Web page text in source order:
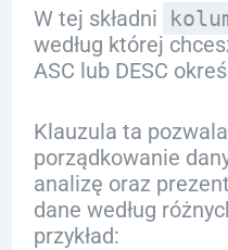
W tej składni
według której
ASC lub DESC
Klauzula ta
porządkowanie
analizę oraz
dane według
przykład: